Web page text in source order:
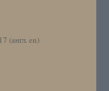
(англ. en)